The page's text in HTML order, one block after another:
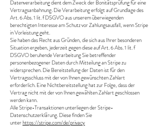
Datenverarbeitung dient dem Zweck der Bonitätsprüfung für eine
Vertragsanbahnung. Die Verarbeitung erfolgt auf Grundlage des
Art. 6 Abs. 1 lit. f DSGVO aus unserem überwiegenden
berechtigten Interesse am Schutz vor Zahlungsausfall, wenn Stripe
in Vorleistung geht.
Sie haben das Recht aus Gründen, die sich aus Ihrer besonderen
Situation ergeben, jederzeit gegen diese auf Art. 6 Abs. 1 lit. f
DSGVO beruhende Verarbeitung Sie betreffender
personenbezogener Daten durch Mitteilung an Stripe zu
widersprechen. Die Bereitstellung der Daten ist für den
Vertragsschluss mit der von Ihnen gewünschten Zahlart
erforderlich. Eine Nichtbereitstellung hat zur Folge, dass der
Vertrag nicht mit der von Ihnen gewählten Zahlart geschlossen
werden kann.
Alle Stripe-Transaktionen unterliegen der Stripe-
Datenschutzerklärung. Diese finden Sie
unterhttps://stripe.com/de/privacy